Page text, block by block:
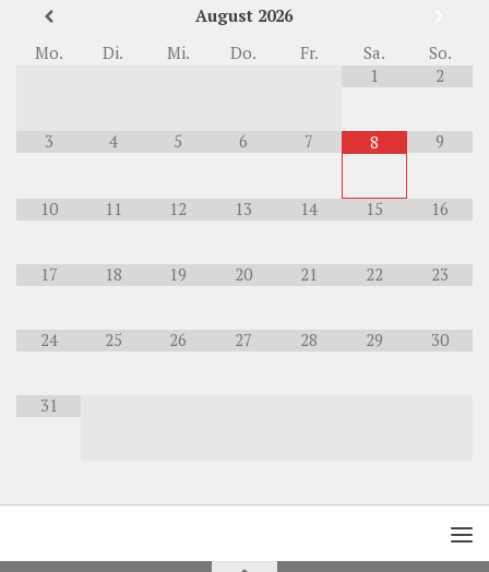
August 2026
Mo.
Di. Mi. Do. Fr. Sa.
So.
1
2
3 4 5 6 7 8 9
10 11 12 13 14 15 16
17 18 19 20 21 22 23
24 25 26 27 28 29 30
31